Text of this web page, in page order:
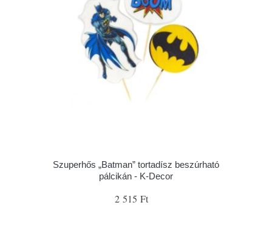
Szuperhős „Batman” tortadísz beszúrható
pálcikán - K-Decor
2 515 Ft